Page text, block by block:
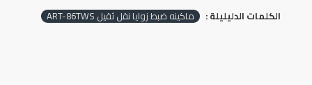
الكلمات الدليليلة : ماكينه ضبط زوايا نقل ثقيل ART-86TWS